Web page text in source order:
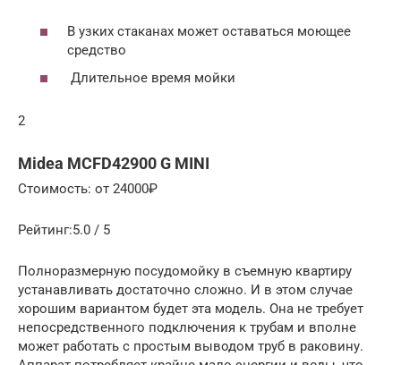
В узких стаканах может оставаться моющее
средство
Длительное время мойки
2
Midea MCFD42900 G MINI
Стоимость: от 24000₽
Рейтинг:5.0 / 5
Полноразмерную посудомойку в съемную квартиру
устанавливать достаточно сложно. И в этом случае
хорошим вариантом будет эта модель. Она не требует
непосредственного подключения к трубам и вполне
может работать с простым выводом труб в раковину.